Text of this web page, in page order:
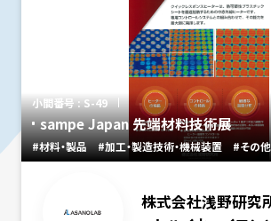
小間番号 : S-49
sampe Japan 先端材料技術展
#材料・製品 #加工・製造技術・機械装置 #その他
株式会社浅野研究